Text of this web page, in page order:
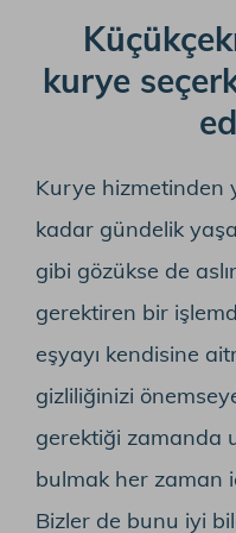
kurye
Kurye hizmetinden
kadar gündelik
gibi gözükse de
gerektiren bir
eşyayı kendisine
gizliliğinizi
gerektiği zamanda
bulmak her zaman
Bizler de bunu iyi